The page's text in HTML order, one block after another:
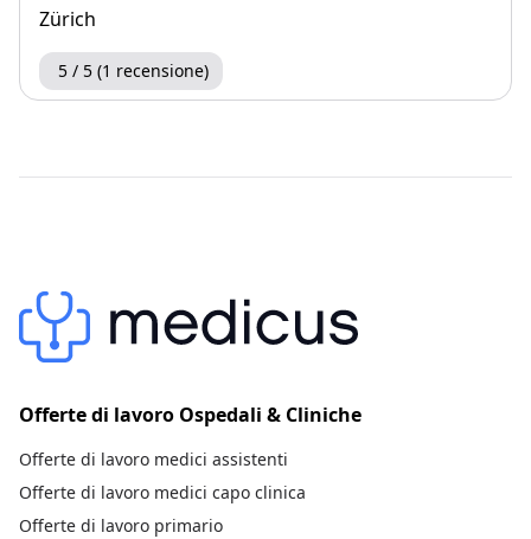
Zürich
5 / 5 (1 recensione)
Offerte di lavoro Ospedali & Cliniche
Offerte di lavoro medici assistenti
Offerte di lavoro medici capo clinica
Offerte di lavoro primario